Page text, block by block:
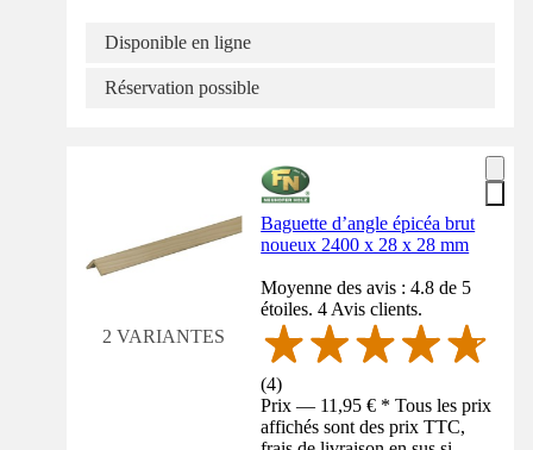
Disponible en ligne
Réservation possible
2 VARIANTES
Baguette d’angle épicéa brut
noueux 2400 x 28 x 28 mm
Moyenne des avis : 4.8 de 5
étoiles. 4 Avis clients.
(4)
Prix — 11,95 € * Tous les prix
affichés sont des prix TTC,